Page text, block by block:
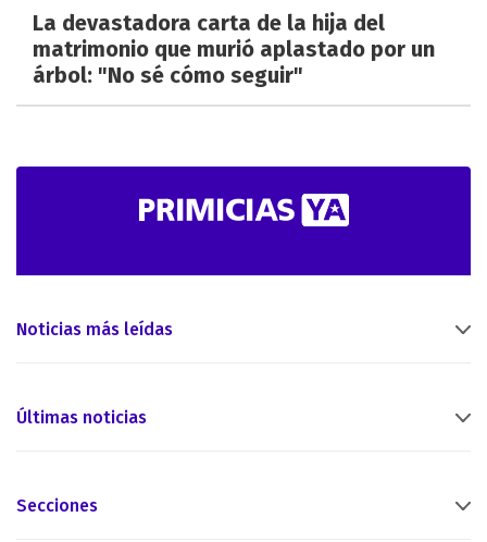
La devastadora carta de la hija del
matrimonio que murió aplastado por un
árbol: "No sé cómo seguir"
Noticias más leídas
Últimas noticias
Secciones